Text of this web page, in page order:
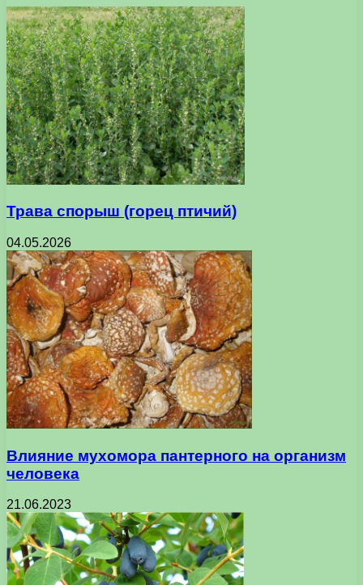
Трава спорыш (горец птичий)
04.05.2026
Влияние мухомора пантерного на организм
человека
21.06.2023